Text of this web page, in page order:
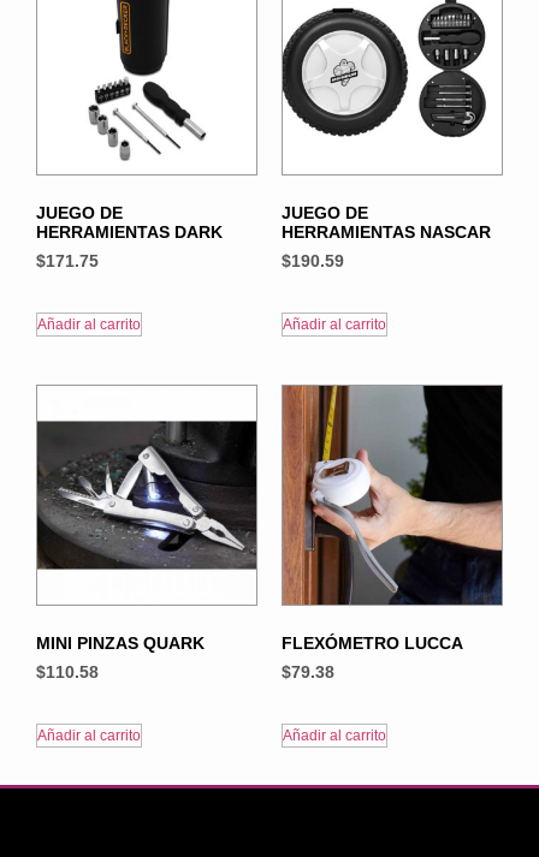
JUEGO DE
HERRAMIENTAS DARK
$171.75
Añadir al carrito
JUEGO DE
HERRAMIENTAS NASCAR
$190.59
Añadir al carrito
MINI PINZAS QUARK
$110.58
Añadir al carrito
FLEXÓMETRO LUCCA
$79.38
Añadir al carrito